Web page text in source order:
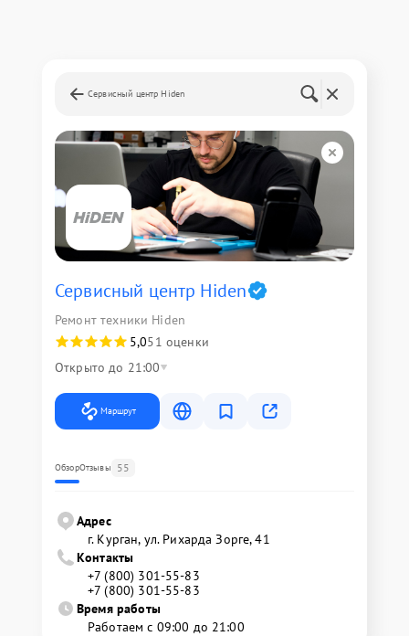
Сервисный центр Hiden
Сервисный центр Hiden
Ремонт техники Hiden
5,051 оценки
Открыто до 21:00
Маршрут
ОбзорОтзывы 55
Адрес
г. Курган, ул. Рихарда Зорге, 41
Контакты
+7 (800) 301-55-83
+7 (800) 301-55-83
Время работы
Работаем с 09:00 до 21:00